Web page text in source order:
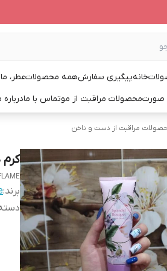
خانهپیگیری سفارشهمه محصولاتعطر،
صورتمحصولات مراقبت از موتماس با مادرباره
مراقبت از دست و ناخن
برند: